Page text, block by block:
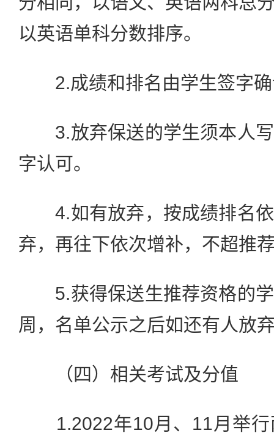
以英语单科分数排序。
2.成绩和排名由学生签字确
3.放弃保送的学生须本人写
字认可。
4.如有放弃，按成绩排名依
弃，再往下依次增补，不超推
5.获得保送生推荐资格的学
周，名单公示之后如还有人放
（四）相关考试及分值
1.2022年10月、11月举行